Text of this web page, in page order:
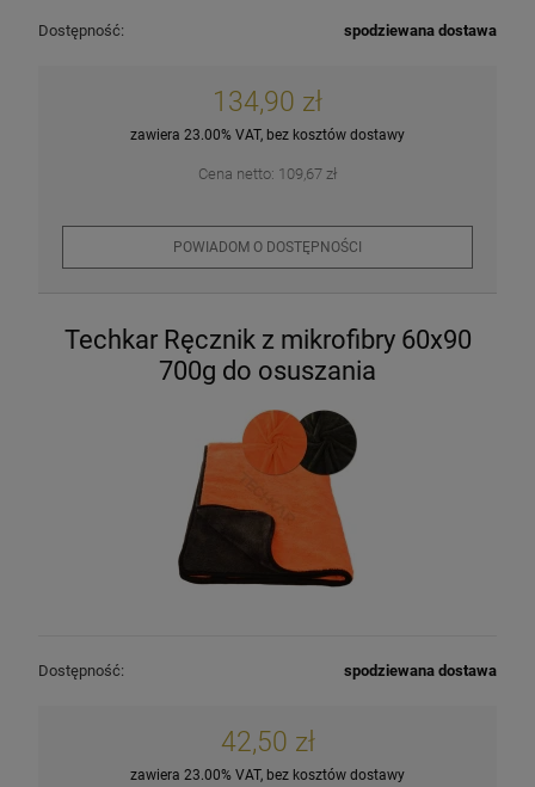
Dostępność: spodziewana dostawa
134,90 zł
zawiera 23.00% VAT, bez kosztów dostawy
Cena netto: 109,67 zł
POWIADOM O DOSTĘPNOŚCI
Techkar Ręcznik z mikrofibry 60x90
700g do osuszania
Dostępność: spodziewana dostawa
42,50 zł
zawiera 23.00% VAT, bez kosztów dostawy